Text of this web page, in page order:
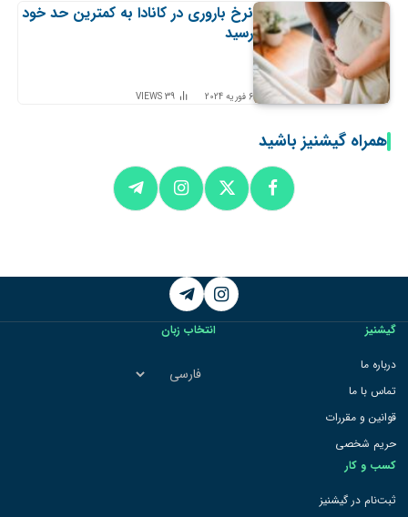
نرخ باروری در کانادا به کمترین حد خود
رسید
6 فوریه 2024 39
VIEWS
همراه گیشنیز باشید
Instagram
Telegram
گیشنیز
درباره ما
تماس با ما
قوانین و مقررات
حریم شخصی
کسب و کار
ثبت‌نام در گیشنیز
انتخاب زبان
انتخاب
زبان